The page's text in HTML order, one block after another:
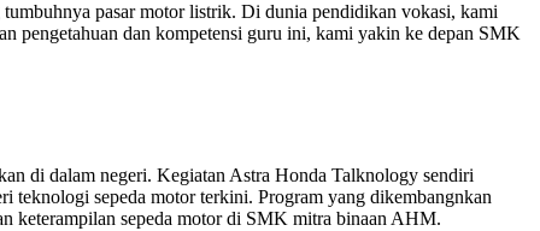
pasar motor listrik. Di dunia pendidikan vokasi, kami
pengetahuan dan kompetensi guru ini, kami yakin ke depan SMK
di dalam negeri. Kegiatan Astra Honda Talknology sendiri
teknologi sepeda motor terkini. Program yang dikembangnkan
keterampilan sepeda motor di SMK mitra binaan AHM.